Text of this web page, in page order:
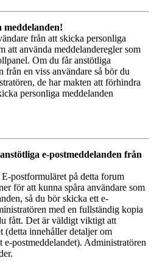
meddelanden!
från att skicka personliga
att använda meddelanderegler som
Om du får anstötliga
från en viss användare så bör du
de har makten att förhindra
personliga meddelanden
e-postmeddelanden från
postformuläret på detta forum
för att kunna spåra användare som
så du bör skicka ett e-
med en fullständig kopia
fått. Det är väldigt viktigt att
(detta innehåller detaljer om
e-postmeddelandet). Administratören